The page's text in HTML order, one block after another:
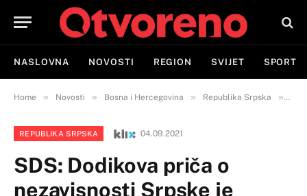
NASLOVNA NOVOSTI REGION SVIJET SPORT
Home » Novosti » Bosna i Hercegovina » Republika Srpska »
REPUBLIKA SRPSKA 04.09.2021
SDS: Dodikova priča o
nezavisnosti Srpske je